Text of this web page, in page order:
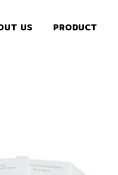
US PRODUCT